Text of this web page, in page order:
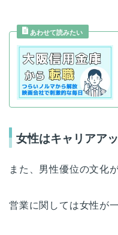
女性はキャリアア
また、男性優位の文化
営業に関しては女性が